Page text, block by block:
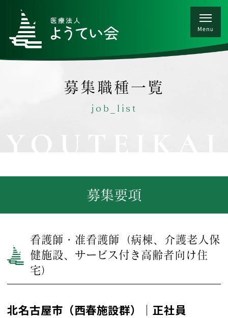
募集職種一覧
job_list
募集要項
看護師・准看護師（病棟、介護老人保
健施設、サービス付き高齢者向け住
宅）
北名古屋市（西春施設群）｜正社員